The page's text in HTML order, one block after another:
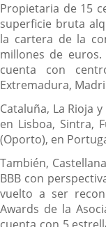
Propietaria de 15
superficie bruta
la cartera de la
millones de euros.
cuenta con
Extremadura,
Cataluña, La Rioja
en Lisboa, Sintra,
(Oporto), en
También,
BBB con
vuelto a ser
Awards de la